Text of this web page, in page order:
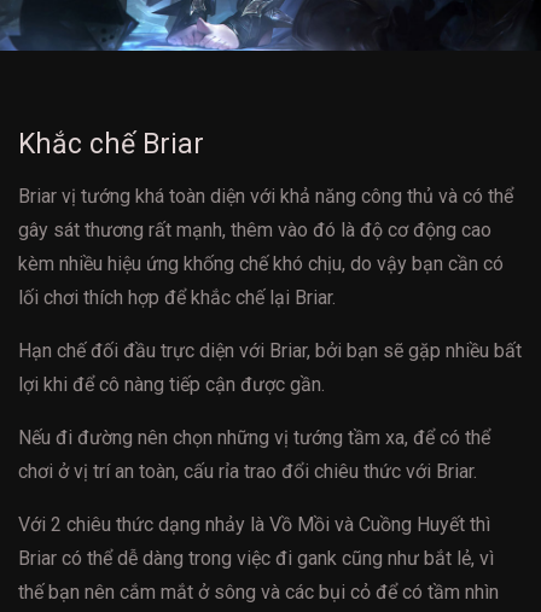
Khắc chế Briar
Briar vị tướng khá toàn diện với khả năng công thủ và có thể
gây sát thương rất mạnh, thêm vào đó là độ cơ động cao
kèm nhiều hiệu ứng khống chế khó chịu, do vậy bạn cần có
lối chơi thích hợp để khắc chế lại Briar.
Hạn chế đối đầu trực diện với Briar, bởi bạn sẽ gặp nhiều bất
lợi khi để cô nàng tiếp cận được gần.
Nếu đi đường nên chọn những vị tướng tầm xa, để có thể
chơi ở vị trí an toàn, cấu rỉa trao đổi chiêu thức với Briar.
Với 2 chiêu thức dạng nhảy là Vồ Mồi và Cuồng Huyết thì
Briar có thể dễ dàng trong việc đi gank cũng như bắt lẻ, vì
thế bạn nên cắm mắt ở sông và các bụi cỏ để có tầm nhìn